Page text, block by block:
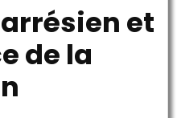
et
de la